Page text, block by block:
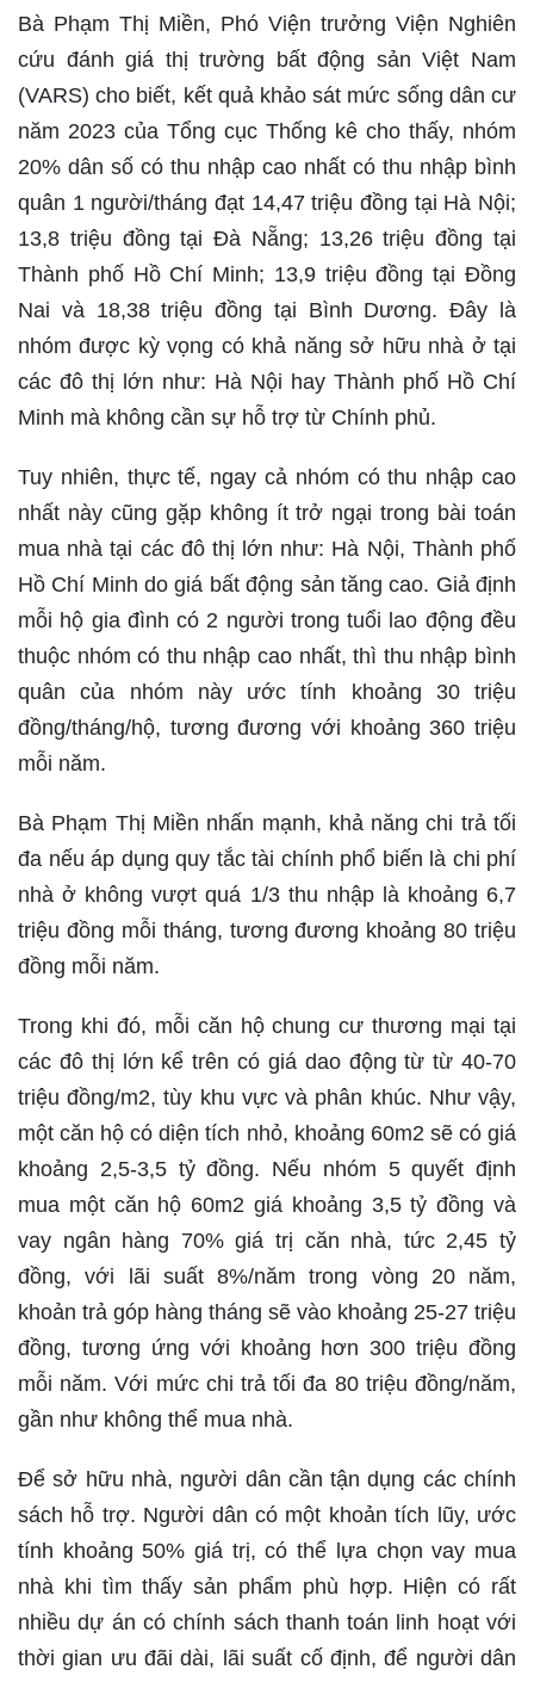
Bà Phạm Thị Miền, Phó Viện trưởng Viện Nghiên
cứu đánh giá thị trường bất động sản Việt Nam
(VARS) cho biết, kết quả khảo sát mức sống dân cư
năm 2023 của Tổng cục Thống kê cho thấy, nhóm
20% dân số có thu nhập cao nhất có thu nhập bình
quân 1 người/tháng đạt 14,47 triệu đồng tại Hà Nội;
13,8 triệu đồng tại Đà Nẵng; 13,26 triệu đồng tại
Thành phố Hồ Chí Minh; 13,9 triệu đồng tại Đồng
Nai và 18,38 triệu đồng tại Bình Dương. Đây là
nhóm được kỳ vọng có khả năng sở hữu nhà ở tại
các đô thị lớn như: Hà Nội hay Thành phố Hồ Chí
Minh mà không cần sự hỗ trợ từ Chính phủ.
Tuy nhiên, thực tế, ngay cả nhóm có thu nhập cao
nhất này cũng gặp không ít trở ngại trong bài toán
mua nhà tại các đô thị lớn như: Hà Nội, Thành phố
Hồ Chí Minh do giá bất động sản tăng cao. Giả định
mỗi hộ gia đình có 2 người trong tuổi lao động đều
thuộc nhóm có thu nhập cao nhất, thì thu nhập bình
quân của nhóm này ước tính khoảng 30 triệu
đồng/tháng/hộ, tương đương với khoảng 360 triệu
mỗi năm.
Bà Phạm Thị Miền nhấn mạnh, khả năng chi trả tối
đa nếu áp dụng quy tắc tài chính phổ biến là chi phí
nhà ở không vượt quá 1/3 thu nhập là khoảng 6,7
triệu đồng mỗi tháng, tương đương khoảng 80 triệu
đồng mỗi năm.
Trong khi đó, mỗi căn hộ chung cư thương mại tại
các đô thị lớn kể trên có giá dao động từ từ 40-70
triệu đồng/m2, tùy khu vực và phân khúc. Như vậy,
một căn hộ có diện tích nhỏ, khoảng 60m2 sẽ có giá
khoảng 2,5-3,5 tỷ đồng. Nếu nhóm 5 quyết định
mua một căn hộ 60m2 giá khoảng 3,5 tỷ đồng và
vay ngân hàng 70% giá trị căn nhà, tức 2,45 tỷ
đồng, với lãi suất 8%/năm trong vòng 20 năm,
khoản trả góp hàng tháng sẽ vào khoảng 25-27 triệu
đồng, tương ứng với khoảng hơn 300 triệu đồng
mỗi năm. Với mức chi trả tối đa 80 triệu đồng/năm,
gần như không thể mua nhà.
Để sở hữu nhà, người dân cần tận dụng các chính
sách hỗ trợ. Người dân có một khoản tích lũy, ước
tính khoảng 50% giá trị, có thể lựa chọn vay mua
nhà khi tìm thấy sản phẩm phù hợp. Hiện có rất
nhiều dự án có chính sách thanh toán linh hoạt với
thời gian ưu đãi dài, lãi suất cố định, để người dân